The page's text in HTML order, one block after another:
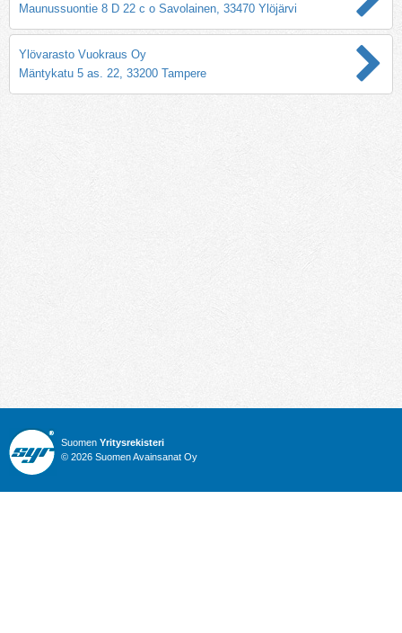
Maunussuontie 8 D 22 c o Savolainen, 33470 Ylöjärvi
Ylövarasto Vuokraus Oy
Mäntykatu 5 as. 22, 33200 Tampere
Suomen Yritysrekisteri
© 2026 Suomen Avainsanat Oy